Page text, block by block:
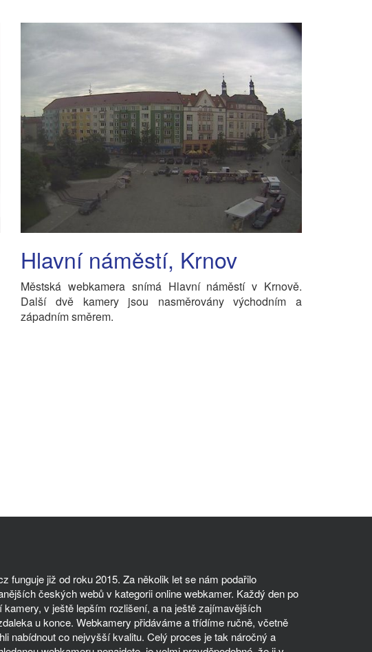
Hlavní náměstí, Krnov
Městská webkamera snímá Hlavní náměstí v Krnově.
Další dvě kamery jsou nasměrovány východním a
západním směrem.
funguje již od roku 2015. Za několik let se nám podařilo
českých webů v kategorii online webkamer. Každý den po
v ještě lepším rozlišení, a na ještě zajímavějších
u konce. Webkamery přidáváme a třídíme ručně, včetně
nabídnout co nejvyšší kvalitu. Celý proces je tak náročný a